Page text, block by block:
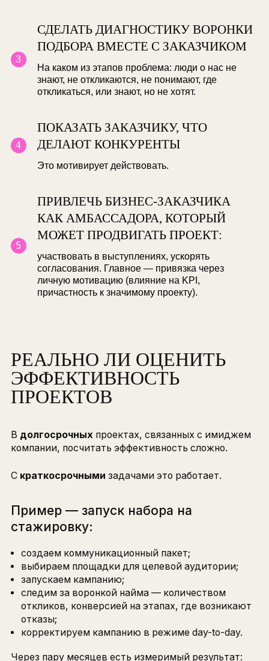
с компанией.
КАК ПРОДАВАТЬ
БИЗНЕСУ
Важен заказчик из бизнеса, например
производства с нехваткой сотрудников.
ЗАФИКСИРОВАТЬ ЦЕЛЕВЫЕ
МЕТРИКИ
СДЕЛАТЬ ДИАГНОСТИКУ
ПОДБОРА ВМЕСТЕ С
откликаться, или знают, но не хотят.
ПОКАЗАТЬ ЗАКАЗЧИКУ, ЧТО
Это мотивирует действовать.
ПРИВЛЕЧЬ БИЗНЕС-ЗАКАЗЧИКА
КАК АМБАССАДОРА, КОТОРЫЙ
МОЖЕТ ПРОДВИГАТЬ ПРОЕКТ:
участвовать в выступлениях, ускорять
согласования. Главное — привязка через
личную мотивацию (влияние на KPI,